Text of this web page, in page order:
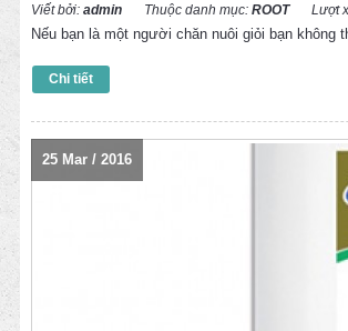
Viết bởi: admin Thuộc danh mục: ROOT Lượt
Nếu bạn là một người chăn nuôi giỏi bạn
Chi tiết
25 Mar / 2016